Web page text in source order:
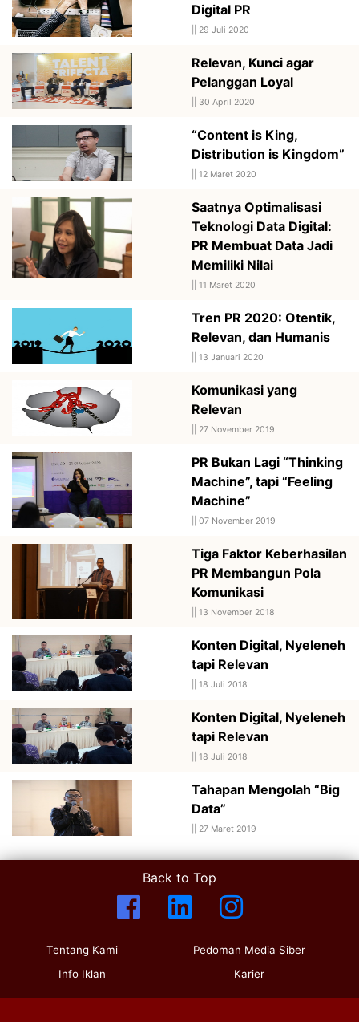
Digital PR
29 Juli 2020
Relevan, Kunci agar
Pelanggan Loyal
30 April 2020
“Content is King,
Distribution is Kingdom”
12 Maret 2020
Saatnya Optimalisasi
Teknologi Data Digital:
PR Membuat Data Jadi
Memiliki Nilai
11 Maret 2020
Tren PR 2020: Otentik,
Relevan, dan Humanis
13 Januari 2020
Komunikasi yang
Relevan
27 November 2019
PR Bukan Lagi “Thinking
Machine”, tapi “Feeling
Machine”
07 November 2019
Tiga Faktor Keberhasilan
PR Membangun Pola
Komunikasi
13 November 2018
Konten Digital, Nyeleneh
tapi Relevan
18 Juli 2018
Konten Digital, Nyeleneh
tapi Relevan
18 Juli 2018
Tahapan Mengolah “Big
Data”
27 Maret 2019
Back to Top
Tentang Kami
Info Iklan
Pedoman Media Siber
Karier